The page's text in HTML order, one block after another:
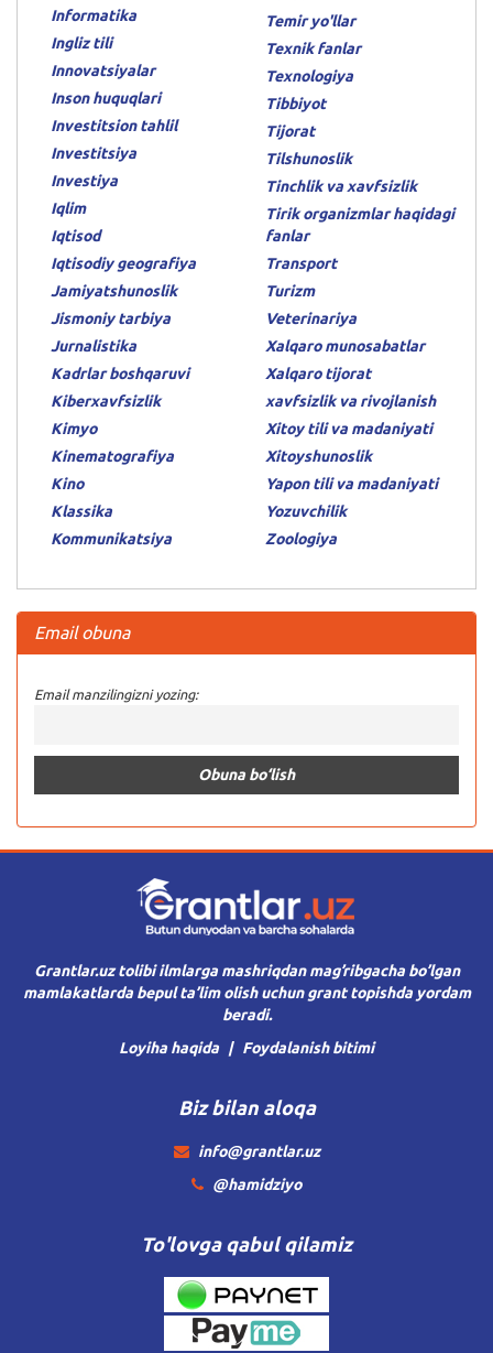
Informatika
Ingliz tili
Innovatsiyalar
Inson huquqlari
Investitsion tahlil
Investitsiya
Investiya
Iqlim
Iqtisod
Iqtisodiy geografiya
Jamiyatshunoslik
Jismoniy tarbiya
Jurnalistika
Kadrlar boshqaruvi
Kiberxavfsizlik
Kimyo
Kinematografiya
Kino
Klassika
Kommunikatsiya
Temir yo'llar
Texnik fanlar
Texnologiya
Tibbiyot
Tijorat
Tilshunoslik
Tinchlik va xavfsizlik
Tirik organizmlar haqidagi
fanlar
Transport
Turizm
Veterinariya
Xalqaro munosabatlar
Xalqaro tijorat
xavfsizlik va rivojlanish
Xitoy tili va madaniyati
Xitoyshunoslik
Yapon tili va madaniyati
Yozuvchilik
Zoologiya
Email obuna
Email manzilingizni yozing:
Grantlar.uz tolibi ilmlarga mashriqdan mag’ribgacha bo’lgan
mamlakatlarda bepul ta’lim olish uchun grant topishda yordam
beradi.
Loyiha haqida
Foydalanish bitimi
Biz bilan aloqa
info@grantlar.uz
@hamidziyo
To'lovga qabul qilamiz